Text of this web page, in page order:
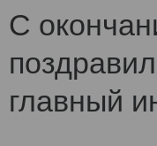
С
главный